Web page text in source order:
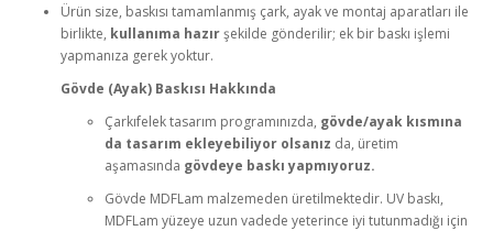
Ürün size, baskısı tamamlanmış çark, ayak ve montaj aparatları ile
birlikte, kullanıma hazırşekilde gönderilir; ek bir baskı işlemi
yapmanıza gerek yoktur.
Gövde (Ayak) Baskısı Hakkında
Çarkıfelek tasarım programınızda, gövde/ayak kısmına
da tasarım ekleyebiliyor olsanız da, üretim
aşamasında gövdeye baskı yapmıyoruz.
Gövde MDFLam malzemeden üretilmektedir. UV baskı,
MDFLam yüzeye uzun vadede yeterince iyi tutunmadığı için